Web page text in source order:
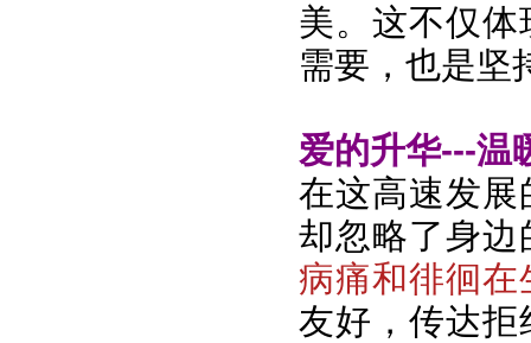
美。这不仅
需要，也是坚
爱的升华---温
在这高速发
却忽略了身边
病痛和徘徊
友好，传达